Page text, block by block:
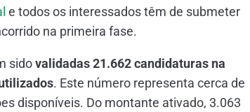
e todos os interessados têm de submeter
na primeira fase.
sidovalidadas 21.662 candidaturas na
. Este número representa cerca de
disponíveis. Do montante ativado, 3.063